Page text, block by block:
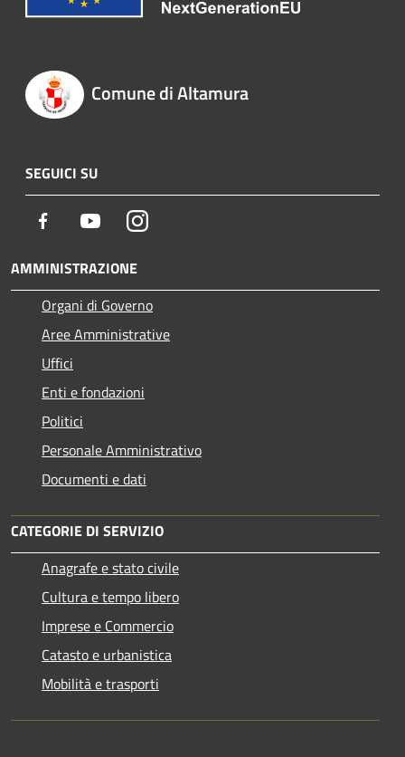
Comune di Altamura
SEGUICI SU
Facebook YoutubeInstagram
AMMINISTRAZIONE
Organi di Governo
Aree Amministrative
Uffici
Enti e fondazioni
Politici
Personale Amministrativo
Documenti e dati
CATEGORIE DI SERVIZIO
Anagrafe e stato civile
Cultura e tempo libero
Imprese e Commercio
Catasto e urbanistica
Mobilità e trasporti